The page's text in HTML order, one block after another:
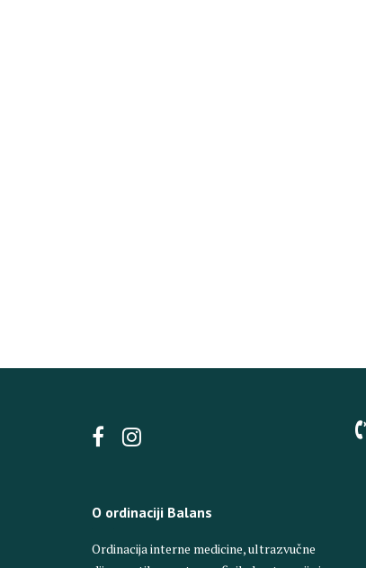
O ordinaciji Balans
Ordinacija interne medicine, ultrazvučne